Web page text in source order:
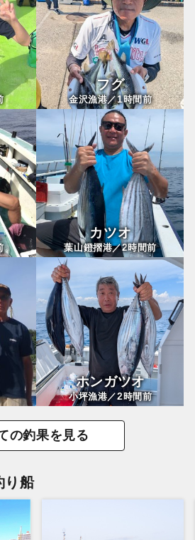
フグ
金沢漁港／1時間前
カツオ
葉山鐙摺港／2時間前
ホンガツオ
小坪漁港／2時間前
の釣果を見る
り船